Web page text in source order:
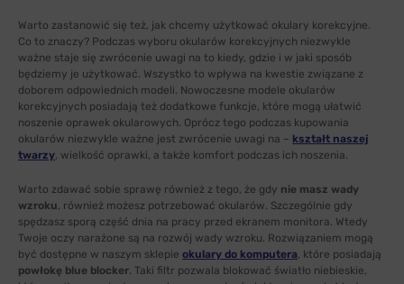
Warto zastanowić się też, jak chcemy użytkować okulary korekcyjne.
Co to znaczy? Podczas wyboru okularów korekcyjnych niezwykle
ważne staje się zwrócenie uwagi na to kiedy, gdzie i w jaki sposób
będziemy je użytkować. Wszystko to wpływa na kwestie związane z
doborem odpowiednich modeli. Nowoczesne modele okularów
korekcyjnych posiadają też dodatkowe funkcje, które mogą ułatwić
noszenie oprawek okularowych. Oprócz tego podczas kupowania
okularów niezwykle ważne jest zwrócenie uwagi na – kształt naszej
twarzy, wielkość oprawki, a także komfort podczas ich noszenia.
Warto zdawać sobie sprawę również z tego, że gdy nie masz wady
wzroku, również możesz potrzebować okularów. Szczególnie gdy
spędzasz sporą część dnia na pracy przed ekranem monitora. Wtedy
Twoje oczy narażone są na rozwój wady wzroku. Rozwiązaniem mogą
być dostępne w naszym sklepie okulary do komputera, które posiadają
powłokę blue blocker. Taki filtr pozwala blokować światło niebieskie,